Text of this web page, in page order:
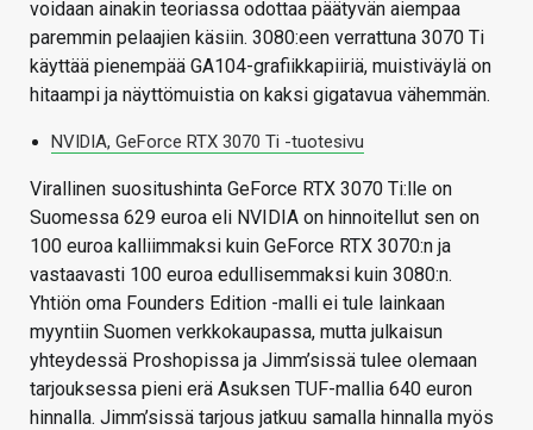
voidaan ainakin teoriassa odottaa päätyvän aiempaa
paremmin pelaajien käsiin. 3080:een verrattuna 3070 Ti
käyttää pienempää GA104-grafiikkapiiriä, muistiväylä on
hitaampi ja näyttömuistia on kaksi gigatavua vähemmän.
NVIDIA, GeForce RTX 3070 Ti -tuotesivu
Virallinen suositushinta GeForce RTX 3070 Ti:lle on
Suomessa 629 euroa eli NVIDIA on hinnoitellut sen on
100 euroa kalliimmaksi kuin GeForce RTX 3070:n ja
vastaavasti 100 euroa edullisemmaksi kuin 3080:n.
Yhtiön oma Founders Edition -malli ei tule lainkaan
myyntiin Suomen verkkokaupassa, mutta julkaisun
yhteydessä Proshopissa ja Jimm’sissä tulee olemaan
tarjouksessa pieni erä Asuksen TUF-mallia 640 euron
hinnalla. Jimm’sissä tarjous jatkuu samalla hinnalla myös